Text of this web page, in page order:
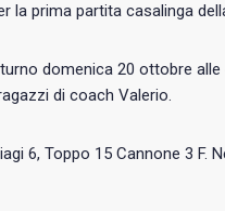
la prima partita casalinga
domenica 20 ottobre alle
di coach Valerio.
6, Toppo 15 Cannone 3 F.